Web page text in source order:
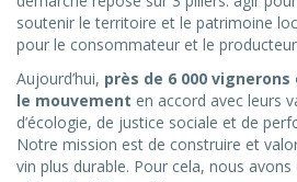
soutenir le territoire et le patrimoine
pour le consommateur et le
Aujourd’hui, près de 6 000
le mouvement en accord avec leurs
d’écologie, de justice sociale et de
Notre mission est de construire et
vin plus durable. Pour cela, nous avons